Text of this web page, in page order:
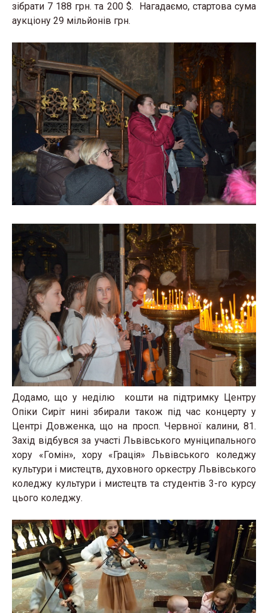
зібрати 7 188 грн. та 200 $. Нагадаємо, стартова сума
аукціону 29 мільйонів грн.
Додамо, що у неділю кошти на підтримку Центру
Опіки Сиріт нині збирали також під час концерту у
Центрі Довженка, що на просп. Червної калини, 81.
Захід відбувся за участі Львівського муніципального
хору «Гомін», хору «Грація» Львівського коледжу
культури і мистецтв, духовного оркестру Львівського
коледжу культури і мистецтв та студентів 3-го курсу
цього коледжу.